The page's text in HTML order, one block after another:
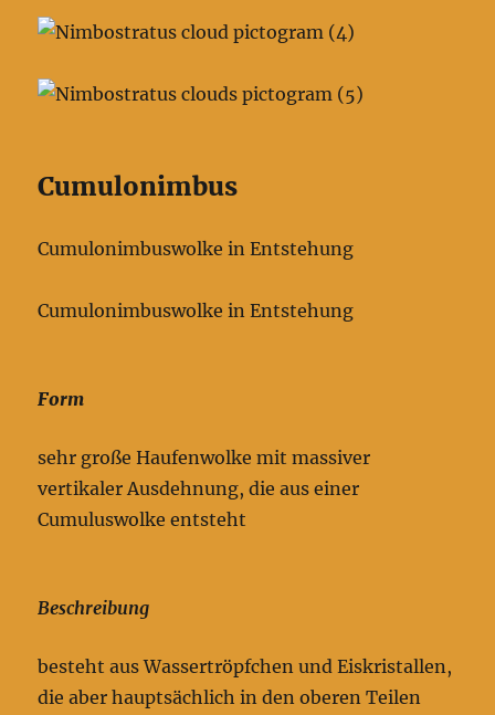
Cumulonimbus
Cumulonimbuswolke in Entstehung
Cumulonimbuswolke in Entstehung
Form
sehr große Haufenwolke mit massiver
vertikaler Ausdehnung, die aus einer
Cumuluswolke entsteht
Beschreibung
besteht aus Wassertröpfchen und Eiskristallen,
die aber hauptsächlich in den oberen Teilen